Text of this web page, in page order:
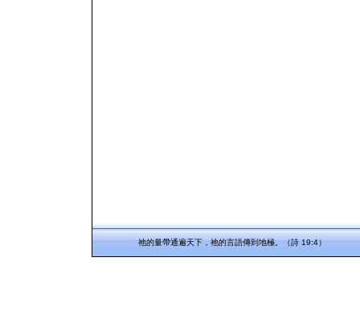
祂的量帶通遍天下，祂的言語傳到地極。（詩 19:4）